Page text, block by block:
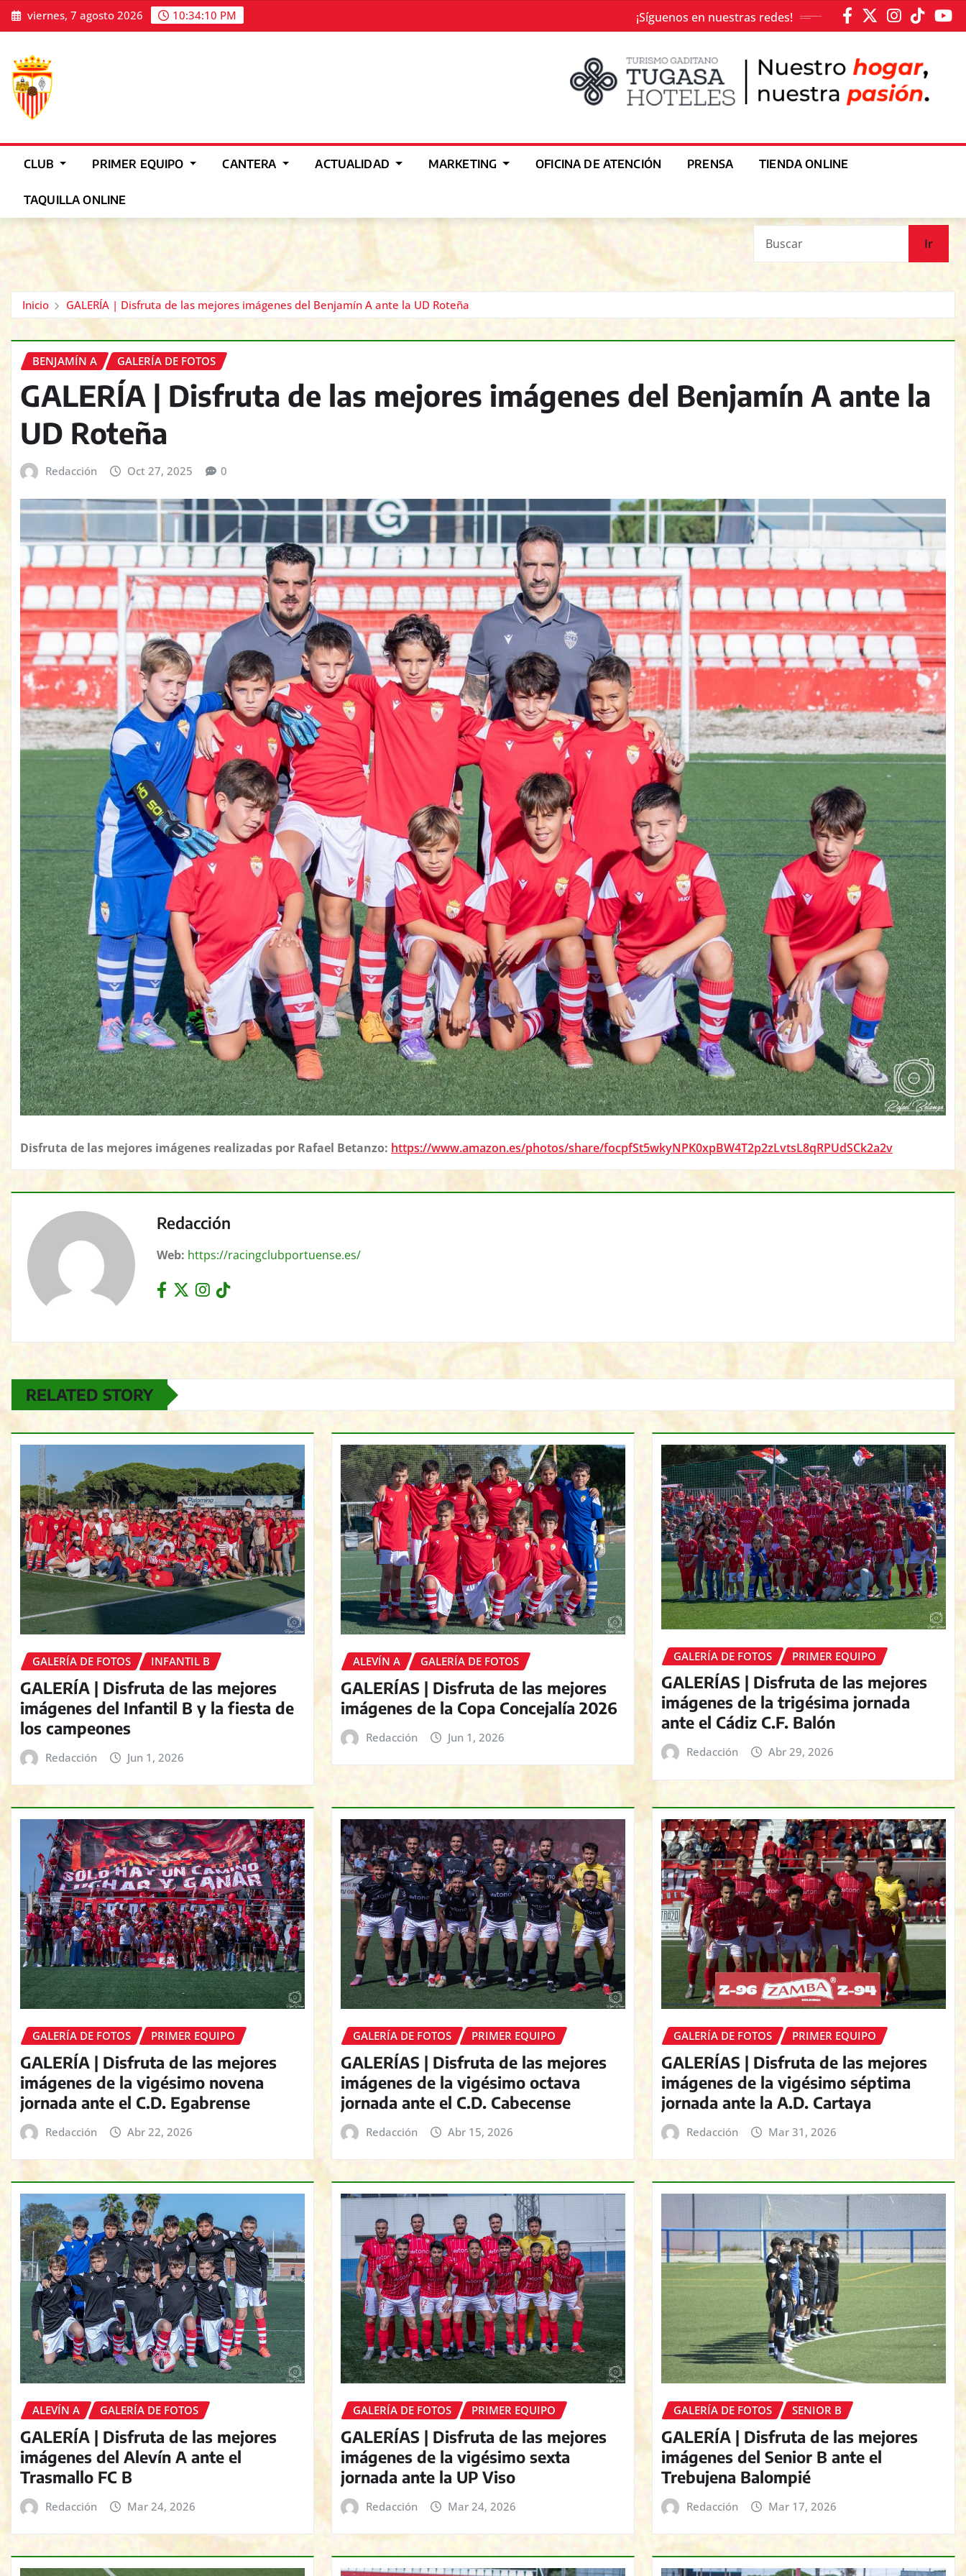
Saltar
al
viernes, 7 agosto 2026 10:34:12 PM ¡Síguenos en nuestras redes!
CLUB PRIMER EQUIPO CANTERA ACTUALIDAD MARKETING OFICINA DE ATENCIÓN PRENSA TIENDA ONLINE
TAQUILLA ONLINE
Ir
Inicio GALERÍA | Disfruta de las mejores imágenes del Benjamín A ante la UD Roteña
BENJAMÍN A GALERÍA DE FOTOS
GALERÍA | Disfruta de las mejores imágenes del Benjamín A ante la
UD Roteña
Redacción Oct 27, 2025 0
Disfruta de las mejores imágenes realizadas por Rafael Betanzo: https://www.amazon.es/photos/share/focpfSt5wkyNPK0xpBW4T2p2zLvtsL8qRPUdSCk2a2v
Redacción
Web: https://racingclubportuense.es/
RELATED STORY
GALERÍA DE FOTOS INFANTIL B
GALERÍA | Disfruta de las mejores
imágenes del Infantil B y la fiesta de
los campeones
Redacción Jun 1, 2026
ALEVÍN A GALERÍA DE FOTOS
GALERÍAS | Disfruta de las mejores
imágenes de la Copa Concejalía 2026
Redacción Jun 1, 2026
GALERÍA DE FOTOS PRIMER EQUIPO
GALERÍAS | Disfruta de las mejores
imágenes de la trigésima jornada
ante el Cádiz C.F. Balón
Redacción Abr 29, 2026
GALERÍA DE FOTOS PRIMER EQUIPO
GALERÍA | Disfruta de las mejores
imágenes de la vigésimo novena
jornada ante el C.D. Egabrense
Redacción Abr 22, 2026
GALERÍA DE FOTOS PRIMER EQUIPO
GALERÍAS | Disfruta de las mejores
imágenes de la vigésimo octava
jornada ante el C.D. Cabecense
Redacción Abr 15, 2026
GALERÍA DE FOTOS PRIMER EQUIPO
GALERÍAS | Disfruta de las mejores
imágenes de la vigésimo séptima
jornada ante la A.D. Cartaya
Redacción Mar 31, 2026
ALEVÍN A GALERÍA DE FOTOS
GALERÍA | Disfruta de las mejores
imágenes del Alevín A ante el
Trasmallo FC B
Redacción Mar 24, 2026
GALERÍA DE FOTOS PRIMER EQUIPO
GALERÍAS | Disfruta de las mejores
imágenes de la vigésimo sexta
jornada ante la UP Viso
Redacción Mar 24, 2026
GALERÍA DE FOTOS SENIOR B
GALERÍA | Disfruta de las mejores
imágenes del Senior B ante el
Trebujena Balompié
Redacción Mar 17, 2026